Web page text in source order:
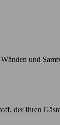
und
der Ihren